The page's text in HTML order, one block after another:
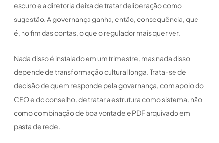
escuro e a diretoria deixa de tratar deliberação como
sugestão. A governança ganha, então, consequência, que
é, no fim das contas, o que o regulador mais quer ver.
Nada disso é instalado em um trimestre, mas nada disso
depende de transformação cultural longa. Trata-se de
decisão de quem responde pela governança, com apoio do
CEO e do conselho, de tratar a estrutura como sistema, não
como combinação de boa vontade e PDF arquivado em
pasta de rede.